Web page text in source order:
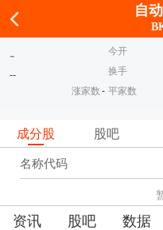
自
-
--
今开
换手
涨家数 - 平家数
成分股 股吧
名称代码
资讯 股吧 数据